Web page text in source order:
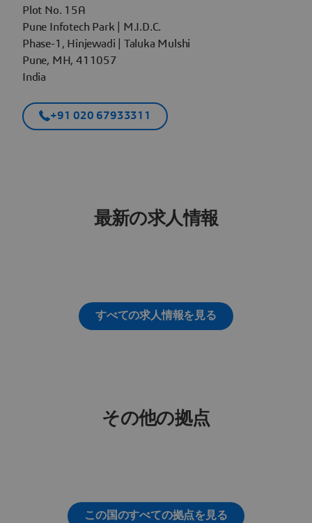
Plot No. 15A
Pune Infotech Park | M.I.D.C.
Phase-1, Hinjewadi | Taluka Mulshi
Pune, MH, 411057
India
+91 020 67933311
最新の求人情報
すべての求人情報を見る
その他の拠点
この国のすべての拠点を見る